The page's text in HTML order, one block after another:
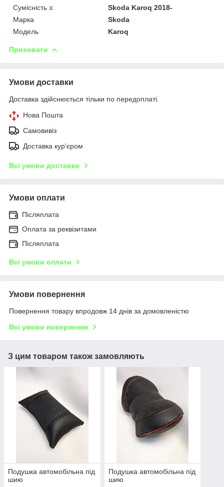
Сумісність з:
Skoda Karoq 2018-
Марка
Skoda
Модель
Karoq
Приховати
Умови доставки
Доставка здійснюється тільки по передоплаті.
Нова Пошта
Самовивіз
Доставка кур'єром
Всі умови доставки
Умови оплати
Післяплата
Оплата за реквізитами
Післяплата
Всі умови оплати
Умови повернення
Повернення товару впродовж 14 днів за домовленістю
Всі умови повернення
З цим товаром також замовляють
Подушка автомобільна під
шию
Подушка автомобільна під
шию